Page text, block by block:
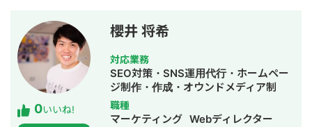
▶︎花屋・EC・店舗 運用8ヶ月：フォロ
ワー300→1.7万人 インスタ売り上げ：
0→100万以上 ●相談の流れ ご興味ござ
いましたら、1度オンラインにて打ち合
わせを行いますので、メールにてご連
絡ください。 平日18時以降、土日祝日
関わらず打ち合わせ可能です。 よろし
解をもとにした戦略設計、施策実行、
改善提案まで伴走するスタイルを大切
にしています。 また、ChatGPT、
Claude、Gemini、Claude Code、
Codexなどの生成AIを日常業務に取り
入れており、マーケティング業務の効
率化、資料作成、メール返信、日程調
整、請求書・見積書作成、KPIモニタリ
0いいね!
櫻井 将希
対応業務
SEO対策・SNS運用代行・ホームペー
ジ制作・作成・オウンドメディア制
作・構築・運用代行・採用代行
職種
マーケティング Webディレクター